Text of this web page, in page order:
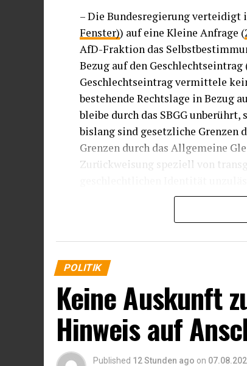
– Die Bundesregierung verteidigt
Fenster)) auf eine Kleine Anfrage (
AfD-Fraktion das
Bezug auf den
Geschlechtseintrag vermittele
bestehende Rechtslage in Bezug
bleibe durch das SBGG
bislang sind gesetzliche Grenzen
Grenzen durch das Allgemeine
Zurückweisung speziell von
Geschlechts sind zulässig, wenn
Das kann insbesondere der Fall
(Paragraf 20 Absatz 1 Nummer 2
Rechtslage durch das SBGG nichts.“
POLITIK
Keine Auskunft
Hinweis auf
Published 12 Stunden ago on